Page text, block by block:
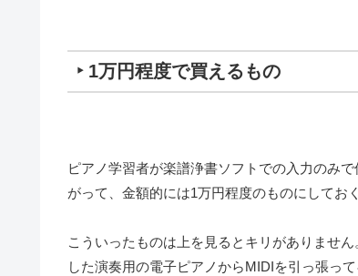
‣ 1万円程度で買えるもの
ピアノ学習者が楽譜浄書ソフトでの入力のみ
がって、金額的には1万円程度のものにしてお
こういったものは上を見るとキリがありませ
した演奏用の電子ピアノからMIDIを引っ張っ